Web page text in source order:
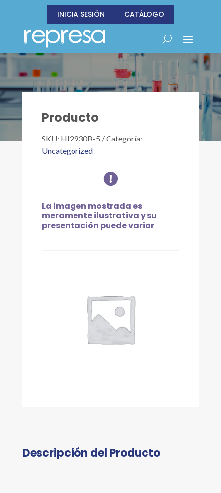
INICIA SESIÓN CATÁLOGO
Producto
SKU: HI2930B-5
Categoría:
Uncategorized

La imagen mostrada es
meramente ilustrativa y su
presentación puede variar
Descripción del Producto